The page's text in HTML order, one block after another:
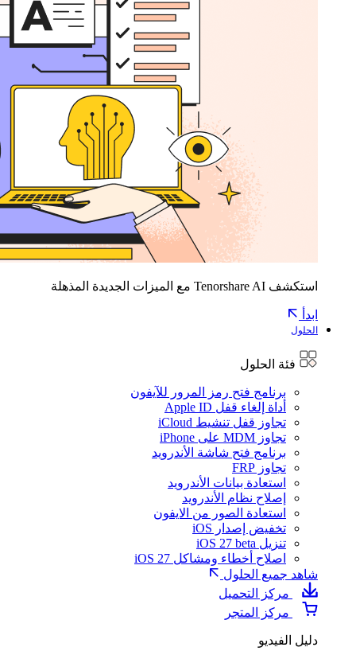
استكشف Tenorshare AI مع الميزات الجديدة المذهلة
ابدأ
الحلول
فئة الحلول
برنامج فتح رمز المرور للآيفون
أداة إلغاء قفل Apple ID
تجاوز قفل تنشيط iCloud
تجاوز MDM على iPhone
برنامج فتح شاشة الأندرويد
تجاوز FRP
استعادة بيانات الأندرويد
إصلاح نظام الأندرويد
استعادة الصور من الايفون
تخفيض إصدار iOS
تنزيل iOS 27 beta
اصلاح أخطاء ومشاكل iOS 27
شاهد جميع الحلول
مركز التحميل
مركز المتجر
دليل الفيديو